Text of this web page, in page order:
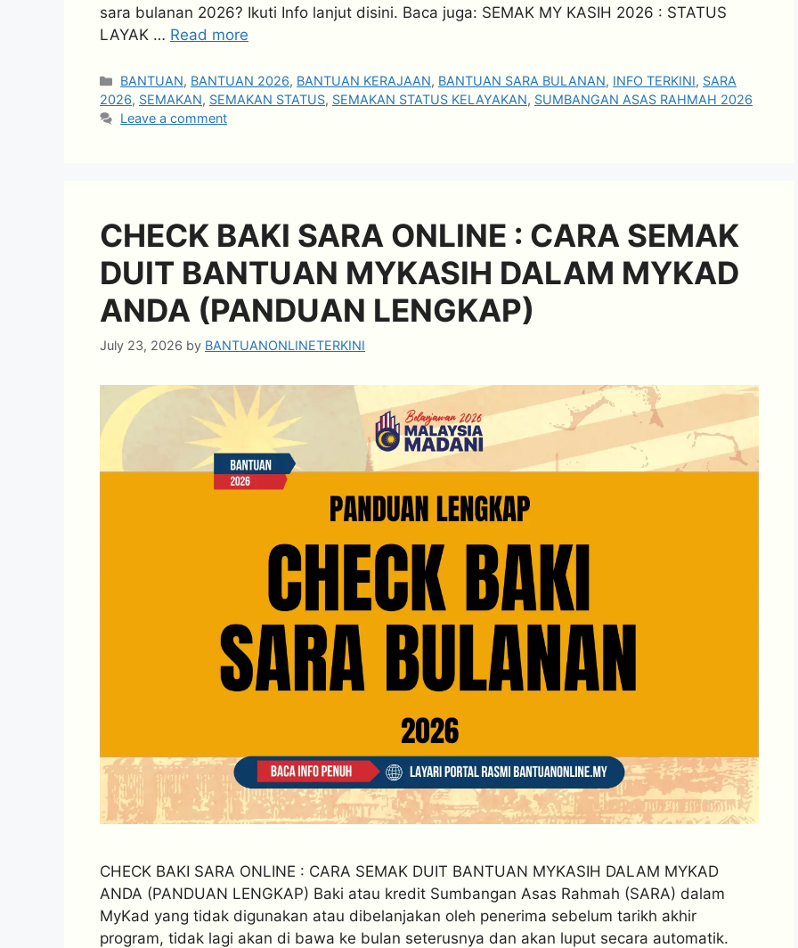
sara bulanan 2026? Ikuti Info lanjut disini. Baca juga: SEMAK MY KASIH 2026 : STATUS
LAYAK … Read more
Categories
BANTUAN, BANTUAN 2026, BANTUAN KERAJAAN, BANTUAN SARA BULANAN, INFO TERKINI, SARA
2026, SEMAKAN, SEMAKAN STATUS, SEMAKAN STATUS KELAYAKAN, SUMBANGAN ASAS RAHMAH 2026
Leave a comment
CHECK BAKI SARA ONLINE : CARA SEMAK
DUIT BANTUAN MYKASIH DALAM MYKAD
ANDA (PANDUAN LENGKAP)
July 23, 2026 by BANTUANONLINETERKINI
CHECK BAKI SARA ONLINE : CARA SEMAK DUIT BANTUAN MYKASIH DALAM MYKAD
ANDA (PANDUAN LENGKAP) Baki atau kredit Sumbangan Asas Rahmah (SARA) dalam
MyKad yang tidak digunakan atau dibelanjakan oleh penerima sebelum tarikh akhir
program, tidak lagi akan di bawa ke bulan seterusnya dan akan luput secara automatik.